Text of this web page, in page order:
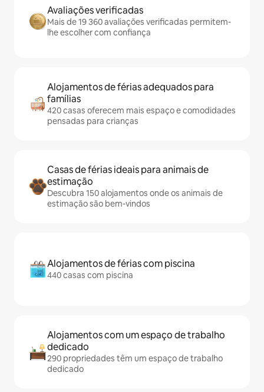
Avaliações verificadas
Mais de 19 360 avaliações verificadas permitem-
lhe escolher com confiança
Alojamentos de férias adequados para
famílias
420 casas oferecem mais espaço e comodidades
pensadas para crianças
Casas de férias ideais para animais de
estimação
Descubra 150 alojamentos onde os animais de
estimação são bem-vindos
Alojamentos de férias com piscina
440 casas com piscina
Alojamentos com um espaço de trabalho
dedicado
290 propriedades têm um espaço de trabalho
dedicado